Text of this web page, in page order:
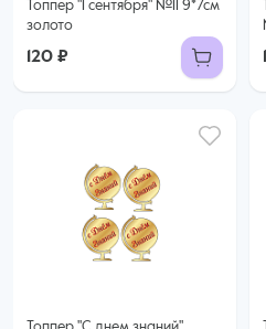
Топпер "1 сентября" №11 9*7см
золото
120 ₽